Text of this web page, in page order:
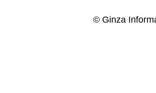
© Ginza